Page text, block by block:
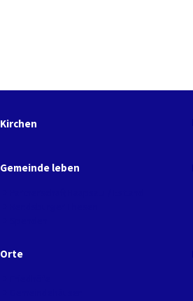
Kirchen
Gemeinde leben
Orte